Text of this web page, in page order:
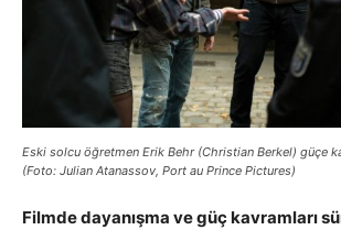
Eski solcu öğretmen Erik Behr (Christian Berkel) güçe
(Foto: Julian Atanassov, Port au Prince Pictures)
Filmde dayanışma ve güç kavramları